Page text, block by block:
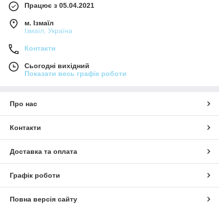
Працює з 05.04.2021
м. Ізмаїл
Ізмаїл, Україна
Контакти
Сьогодні вихідний
Показати весь графік роботи
Про нас
Контакти
Доставка та оплата
Графік роботи
Повна версія сайту